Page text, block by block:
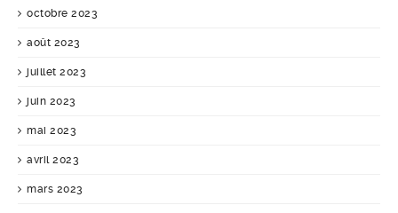
octobre 2023
août 2023
juillet 2023
juin 2023
mai 2023
avril 2023
mars 2023